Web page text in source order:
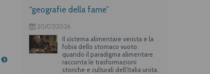
“geografie della fame”
20/07/2026
Il sistema alimentare verista e la
fobia dello stomaco vuoto:
quando il paradigma alimentare
racconta le trasformazioni
storiche e culturali dell’Italia unita.